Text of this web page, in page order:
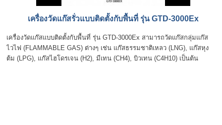
เครื่องวัดแก๊สรั่วแบบติดตั้งกับพื้นที่ รุ่น GTD-3000Ex
เครื่องวัดแก๊สแบบติดตั้งกับพื้นที่ รุ่น GTD-3000Ex สามารถวัดแก๊สกลุ่มแก๊ส
ไวไฟ (FLAMMABLE GAS) ต่างๆ เช่น แก๊สธรรมชาติเหลว (LNG), แก๊สหุง
ต้ม (LPG), แก๊สไฮโดรเจน (H2), มีเทน (CH4), บิวเทน (C4H10) เป็นต้น